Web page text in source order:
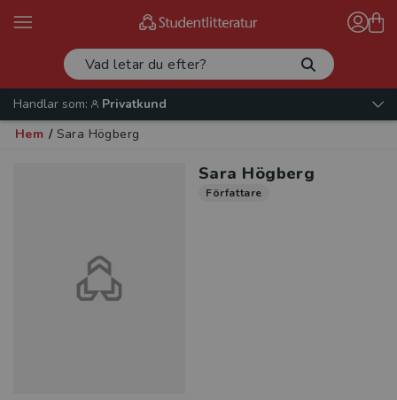
Handlar som:
Privatkund
Hem / Sara Högberg
Sara Högberg
Författare